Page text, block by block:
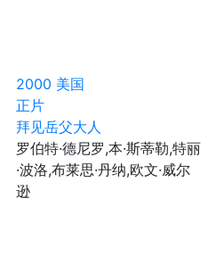
2000 美国
正片
拜见岳父大人
罗伯特·德尼罗,本·斯蒂勒,特丽
·波洛,布莱思·丹纳,欧文·威尔
逊